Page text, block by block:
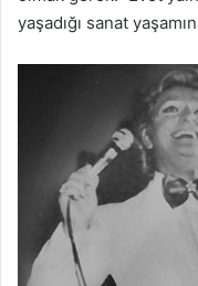
yaşadığı sanat